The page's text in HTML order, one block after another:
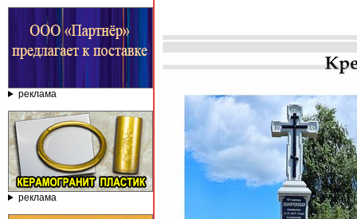
реклама
реклама